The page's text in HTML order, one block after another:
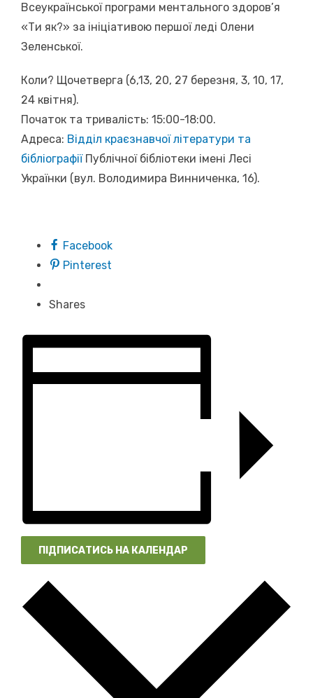
Всеукраїнської програми ментального здоров’я
«Ти як?» за ініціативою першої леді Олени
Зеленської.
Коли? Щочетверга (6,13, 20, 27 березня, 3, 10, 17,
24 квітня).
Початок та тривалість: 15:00-18:00.
Адреса: Відділ краєзнавчої літератури та
бібліографіїПублічної бібліотеки імені Лесі
Українки (вул. Володимира Винниченка, 16).
Facebook
Pinterest
Shares
ПІДПИСАТИСЬ НА КАЛЕНДАР